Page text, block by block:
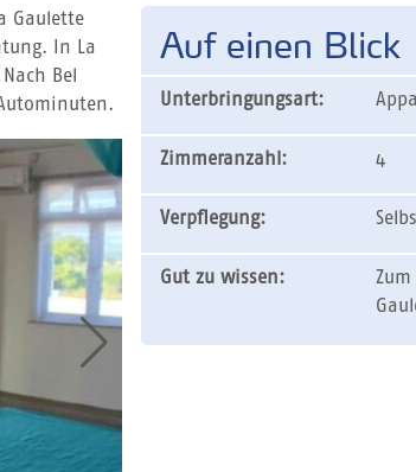
Gaulette
In La
Bel
Auf einen Blick
Unterbringungsart:
Zimmeranzahl: 4
Verpflegung:
Gut zu wissen: